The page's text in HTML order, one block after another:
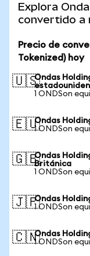
Explora
convertido a
Precio de
Tokenized) hoy
🇺🇸Ondas
1 ONDSon
🇪🇺Ondas
1 ONDSon
🇬🇧Ondas
Británica
1 ONDSon
🇯🇵Ondas
1 ONDSon
🇨🇳Ondas
1 ONDSon